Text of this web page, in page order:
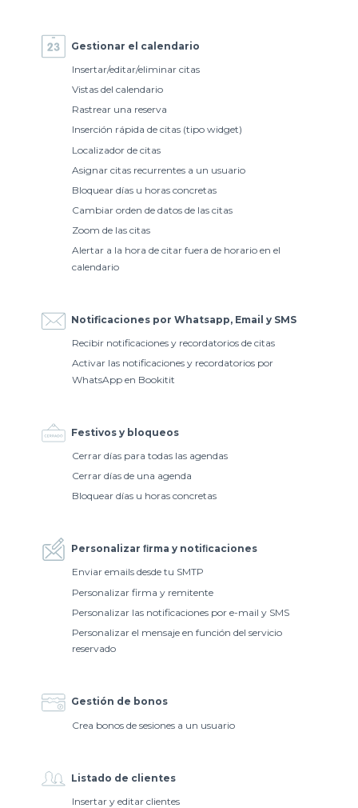
Gestionar el calendario
Insertar/editar/eliminar citas
Vistas del calendario
Rastrear una reserva
Inserción rápida de citas (tipo widget)
Localizador de citas
Asignar citas recurrentes a un usuario
Bloquear días u horas concretas
Cambiar orden de datos de las citas
Zoom de las citas
Alertar a la hora de citar fuera de horario en el
calendario
Notificaciones por Whatsapp, Email y SMS
Recibir notificaciones y recordatorios de citas
Activar las notificaciones y recordatorios por
WhatsApp en Bookitit
Festivos y bloqueos
Cerrar días para todas las agendas
Cerrar días de una agenda
Bloquear días u horas concretas
Personalizar ﬁrma y notiﬁcaciones
Enviar emails desde tu SMTP
Personalizar firma y remitente
Personalizar las notificaciones por e-mail y SMS
Personalizar el mensaje en función del servicio
reservado
Gestión de bonos
Crea bonos de sesiones a un usuario
Listado de clientes
Insertar y editar clientes